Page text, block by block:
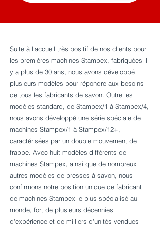
Suite à l'accueil très positif de nos clients pour
les premières machines Stampex, fabriquées il
y a plus de 30 ans, nous avons développé
plusieurs modèles pour répondre aux besoins
de tous les fabricants de savon. Outre les
modèles standard, de Stampex/1 à Stampex/4,
nous avons développé une série spéciale de
machines Stampex/1 à Stampex/12+,
caractérisées par un double mouvement de
frappe. Avec huit modèles différents de
machines Stampex, ainsi que de nombreux
autres modèles de presses à savon, nous
confirmons notre position unique de fabricant
de machines Stampex le plus spécialisé au
monde, fort de plusieurs décennies
d'expérience et de milliers d'unités vendues